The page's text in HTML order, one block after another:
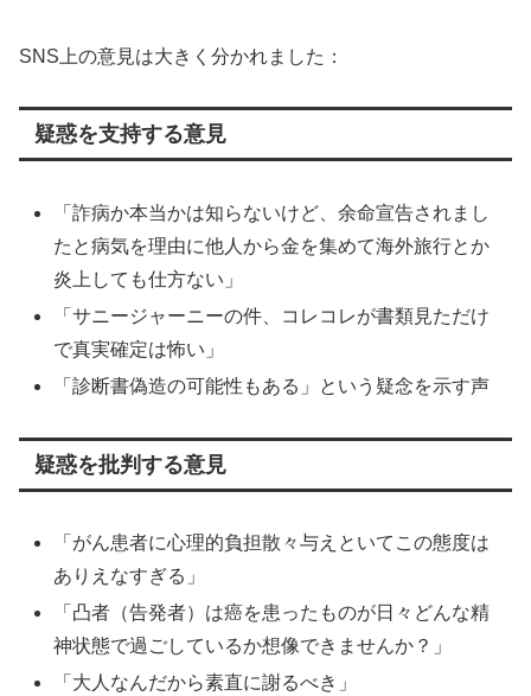
SNS上の意見は大きく分かれました：
疑惑を支持する意見
「詐病か本当かは知らないけど、余命宣告されまし
たと病気を理由に他人から金を集めて海外旅行とか
炎上しても仕方ない」
「サニージャーニーの件、コレコレが書類見ただけ
で真実確定は怖い」
「診断書偽造の可能性もある」という疑念を示す声
疑惑を批判する意見
「がん患者に心理的負担散々与えといてこの態度は
ありえなすぎる」
「凸者（告発者）は癌を患ったものが日々どんな精
神状態で過ごしているか想像できませんか？」
「大人なんだから素直に謝るべき」